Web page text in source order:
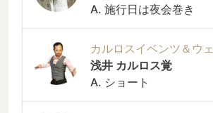
A. 施行日は夜会巻き
カルロスイベンツ＆ウ
浅井 カルロス覚
A. ショート